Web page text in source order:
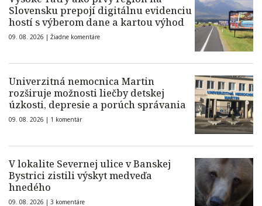
Slovensku prepojí digitálnu evidenciu
hostí s výberom dane a kartou výhod
09. 08. 2026 | Žiadne komentáre
Univerzitná nemocnica Martin
rozširuje možnosti liečby detskej
úzkosti, depresie a porúch správania
09. 08. 2026 | 1 komentár
V lokalite Severnej ulice v Banskej
Bystrici zistili výskyt medveďa
hnedého
09. 08. 2026 | 3 komentáre